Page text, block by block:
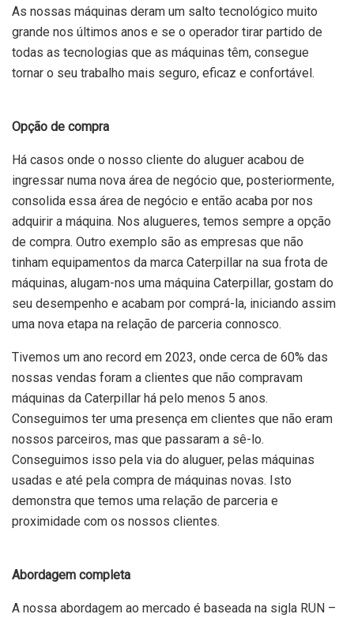
As nossas máquinas deram um salto tecnológico muito
grande nos últimos anos e se o operador tirar partido de
todas as tecnologias que as máquinas têm, consegue
tornar o seu trabalho mais seguro, eficaz e confortável.
Opção de compra
Há casos onde o nosso cliente do aluguer acabou de
ingressar numa nova área de negócio que, posteriormente,
consolida essa área de negócio e então acaba por nos
adquirir a máquina. Nos alugueres, temos sempre a opção
de compra. Outro exemplo são as empresas que não
tinham equipamentos da marca Caterpillar na sua frota de
máquinas, alugam-nos uma máquina Caterpillar, gostam do
seu desempenho e acabam por comprá-la, iniciando assim
uma nova etapa na relação de parceria connosco.
Tivemos um ano record em 2023, onde cerca de 60% das
nossas vendas foram a clientes que não compravam
máquinas da Caterpillar há pelo menos 5 anos.
Conseguimos ter uma presença em clientes que não eram
nossos parceiros, mas que passaram a sê-lo.
Conseguimos isso pela via do aluguer, pelas máquinas
usadas e até pela compra de máquinas novas. Isto
demonstra que temos uma relação de parceria e
proximidade com os nossos clientes.
Abordagem completa
A nossa abordagem ao mercado é baseada na sigla RUN –